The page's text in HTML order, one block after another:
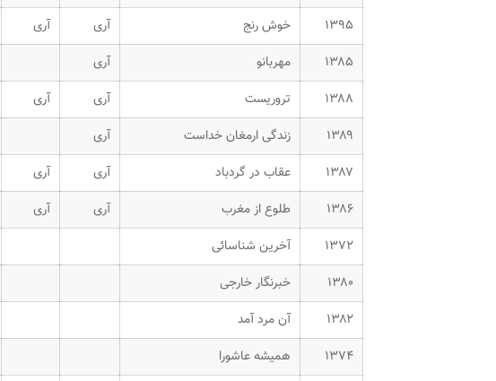
۱۳۹۵
خوش رنج آری آری
۱۳۸۵
مهربانو
آری
۱۳۸۸
تروریست آری
آری
۱۳۸۹
زندگی ارمغان خداست آری
۱۳۸۷
عقاب در گردباد آری آری
۱۳۸۶
طلوع از مغرب آری
آری
۱۳۷۲
آخرین شناسائی
۱۳۸۰
خبرنگار خارجی
۱۳۸۲
آن مرد آمد
۱۳۷۴
همیشه عاشورا